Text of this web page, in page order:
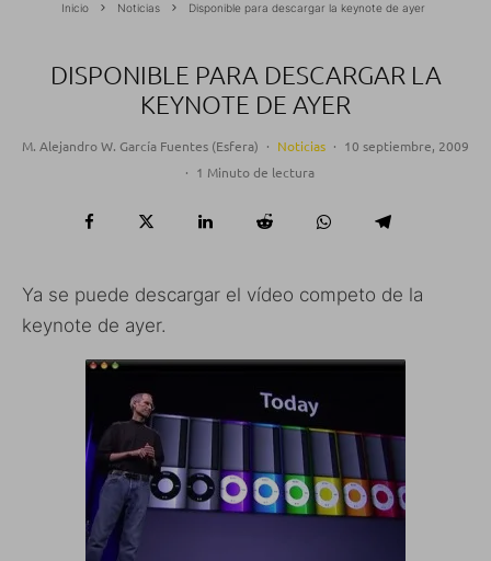
Inicio Noticias Disponible para descargar la keynote de ayer
DISPONIBLE PARA DESCARGAR LA
KEYNOTE DE AYER
M. Alejandro W. García Fuentes (Esfera) · Noticias · 10 septiembre, 2009
· 1 Minuto de lectura
Ya se puede descargar el vídeo competo de la
keynote de ayer.